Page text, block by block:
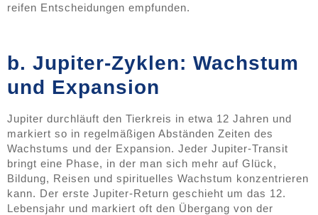
reifen Entscheidungen empfunden.
b. Jupiter-Zyklen: Wachstum
und Expansion
Jupiter durchläuft den Tierkreis in etwa 12 Jahren und
markiert so in regelmäßigen Abständen Zeiten des
Wachstums und der Expansion. Jeder Jupiter-Transit
bringt eine Phase, in der man sich mehr auf Glück,
Bildung, Reisen und spirituelles Wachstum konzentrieren
kann. Der erste Jupiter-Return geschieht um das 12.
Lebensjahr und markiert oft den Übergang von der